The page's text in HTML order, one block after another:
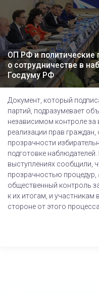
ОП РФ и политические
о сотрудничестве в
Госдуму РФ
Документ, который
партий, подразумевает
независимом контроле
реализации прав граждан,
прозрачности
подготовке
выступлениях сообщили,
прозрачностью
общественный контроль
к их итогам, и
стороне от этого